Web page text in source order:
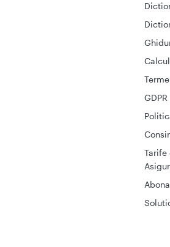
GDPR
Tarife